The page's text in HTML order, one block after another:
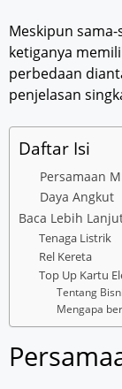
Meskipun
ketiganya
perbedaan
penjelasan
Daftar Isi
Persamaan
Daya Angkut
Baca Lebih
Tenaga Listrik
Rel Kereta
Top Up Kartu
Tentang
Mengapa